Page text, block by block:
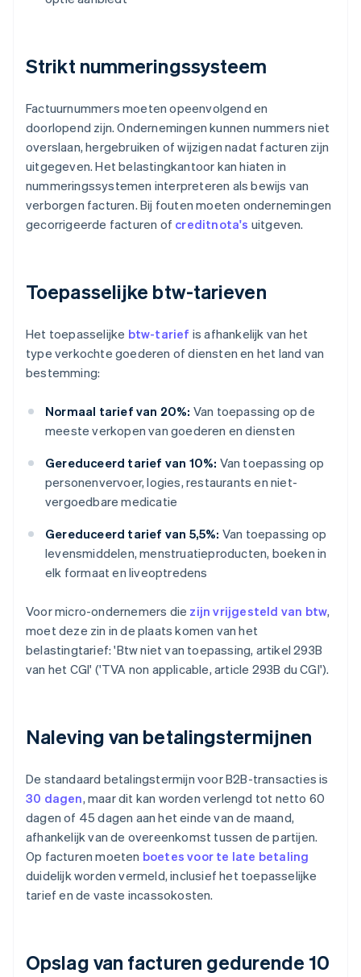
Strikt nummeringssysteem
Factuurnummers moeten opeenvolgend en
doorlopend zijn. Ondernemingen kunnen nummers niet
overslaan, hergebruiken of wijzigen nadat facturen zijn
uitgegeven. Het belastingkantoor kan hiaten in
nummeringssystemen interpreteren als bewijs van
verborgen facturen. Bij fouten moeten ondernemingen
gecorrigeerde facturen of creditnota's uitgeven.
Toepasselijke btw-tarieven
Het toepasselijke btw-tarief is afhankelijk van het
type verkochte goederen of diensten en het land van
bestemming:
Normaal tarief van 20%: Van toepassing op de
meeste verkopen van goederen en diensten
Gereduceerd tarief van 10%: Van toepassing op
personenvervoer, logies, restaurants en niet-
vergoedbare medicatie
Gereduceerd tarief van 5,5%: Van toepassing op
levensmiddelen, menstruatieproducten, boeken in
elk formaat en liveoptredens
Voor micro-ondernemers die zijn vrijgesteld van btw,
moet deze zin in de plaats komen van het
belastingtarief: 'Btw niet van toepassing, artikel 293B
van het CGI' ('TVA non applicable, article 293B du CGI').
Naleving van betalingstermijnen
De standaard betalingstermijn voor B2B-transacties is
30 dagen, maar dit kan worden verlengd tot netto 60
dagen of 45 dagen aan het einde van de maand,
afhankelijk van de overeenkomst tussen de partijen.
Op facturen moeten boetes voor te late betaling
duidelijk worden vermeld, inclusief het toepasselijke
tarief en de vaste incassokosten.
Opslag van facturen gedurende 10